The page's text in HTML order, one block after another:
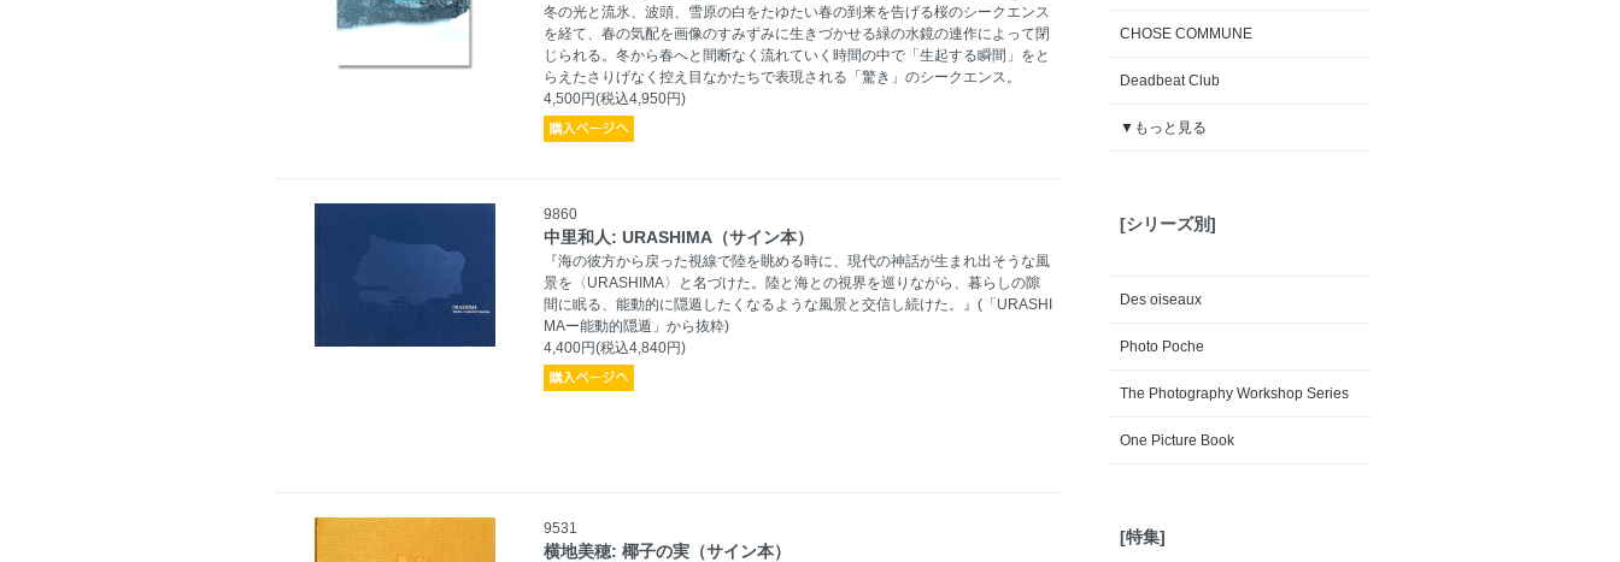
冬の光と流氷、波頭、雪原の白をたゆたい春の到来を告げる桜のシークエンス
を経て、春の気配を画像のすみずみに生きづかせる緑の水鏡の連作によって閉
じられる。冬から春へと間断なく流れていく時間の中で「生起する瞬間」をと
らえたさりげなく控え目なかたちで表現される「驚き」のシークエンス。
4,500円(税込4,950円)
9860
中里和人: URASHIMA（サイン本）
『海の彼方から戻った視線で陸を眺める時に、現代の神話が生まれ出そうな風
景を〈URASHIMA〉と名づけた。陸と海との視界を巡りながら、暮らしの隙
間に眠る、能動的に隠遁したくなるような風景と交信し続けた。』(「URASHI
MAー能動的隠遁」から抜粋)
4,400円(税込4,840円)
9531
横地美穂: 椰子の実（サイン本）
CHOSE COMMUNE
Deadbeat Club
▼もっと見る
[シリーズ別]
Des oiseaux
Photo Poche
The Photography Workshop Series
One Picture Book
[特集]